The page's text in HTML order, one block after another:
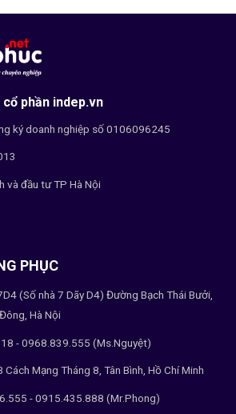
phần indep.vn
ký doanh nghiệp số 0106096245
và đầu tư TP Hà Nội
PHỤC
(Số nhà 7 Dãy D4) Đường Bạch Thái Bưởi,
Hà Nội
- 0968.839.555 (Ms.Nguyệt)
Cách Mạng Tháng 8, Tân Bình, Hồ Chí Minh
- 0915.435.888 (Mr.Phong)